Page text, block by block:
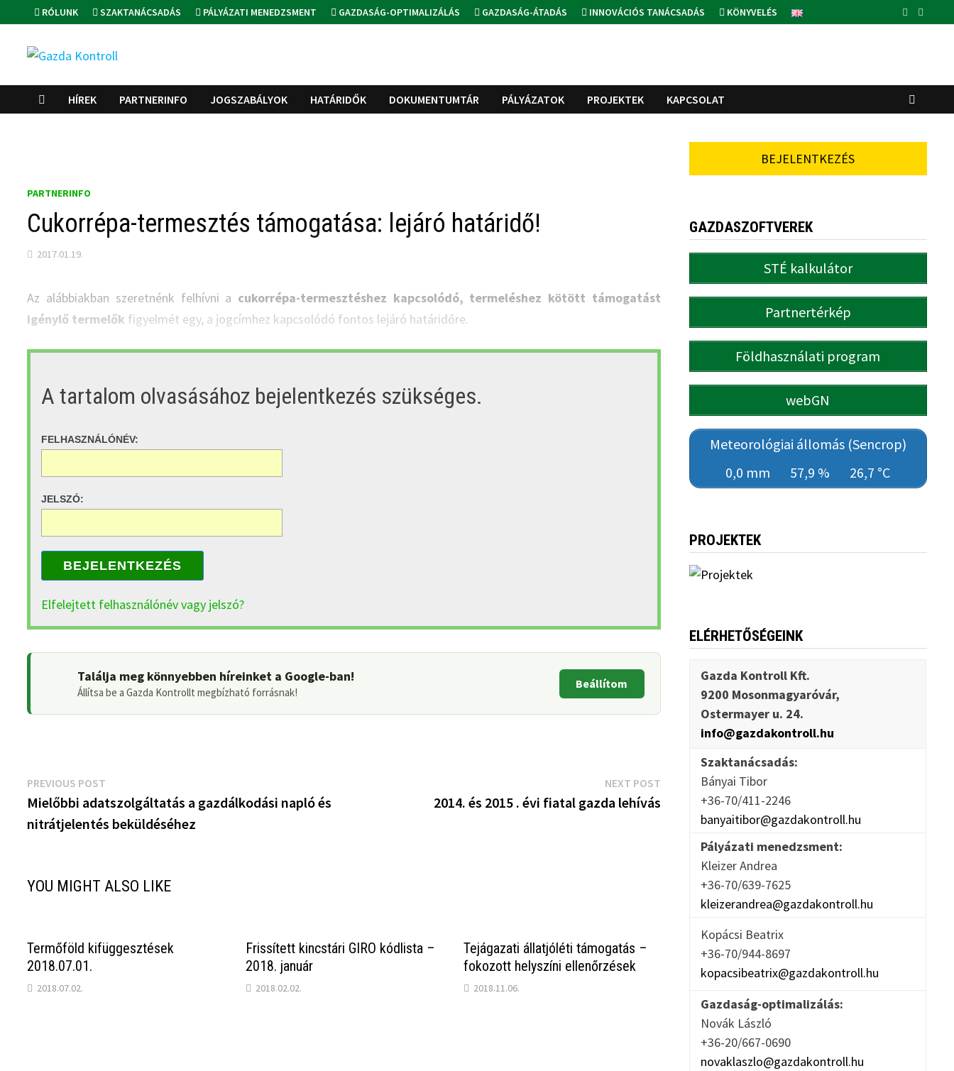
to
content
RÓLUNK SZAKTANÁCSADÁS PÁLYÁZATI MENEDZSMENT GAZDASÁG-OPTIMALIZÁLÁS GAZDASÁG-ÁTADÁS INNOVÁCIÓS TANÁCSADÁS KÖNYVELÉS
HÍREK PARTNERINFO JOGSZABÁLYOK HATÁRIDŐK DOKUMENTUMTÁR PÁLYÁZATOK PROJEKTEK KAPCSOLAT
PARTNERINFO
Cukorrépa-termesztés támogatása: lejáró határidő!
2017.01.19.
Az alábbiakban szeretnénk felhívni a cukorrépa-termesztéshez kapcsolódó, termeléshez kötött támogatást
igénylő termelők figyelmét egy, a jogcímhez kapcsolódó fontos lejáró határidőre.
A tartalom olvasásához bejelentkezés szükséges.
FELHASZNÁLÓNÉV:
JELSZÓ:
BEJELENTKEZÉS
Elfelejtett felhasználónév vagy jelszó?
Találja meg könnyebben híreinket a Google-ban!
Állítsa be a Gazda Kontrollt megbízható forrásnak!
Beállítom
Bejegyzés
navigáció
PREVIOUS POST
post:
Mielőbbi adatszolgáltatás a gazdálkodási napló és
nitrátjelentés beküldéséhez
NEXT POSTNext
post:
2014. és 2015 . évi fiatal gazda lehívás
YOU MIGHT ALSO LIKE
Termőföld kifüggesztések
2018.07.01.
2018.07.02.
Frissített kincstári GIRO kódlista –
2018. január
2018.02.02.
Tejágazati állatjóléti támogatás –
fokozott helyszíni ellenőrzések
2018.11.06.
BEJELENTKEZÉS
GAZDASZOFTVEREK
STÉ kalkulátor
Partnertérkép
Földhasználati program
webGN
Meteorológiai állomás (Sencrop)
0,0 mm
57,9 % 26,7 °C
PROJEKTEK
ELÉRHETŐSÉGEINK
Gazda Kontroll Kft.
9200 Mosonmagyaróvár,
Ostermayer u. 24.
info@gazdakontroll.hu
Szaktanácsadás:
Bányai Tibor
+36-70/411-2246
banyaitibor@gazdakontroll.hu
Pályázati menedzsment:
Kleizer Andrea
+36-70/639-7625
kleizerandrea@gazdakontroll.hu
Kopácsi Beatrix
+36-70/944-8697
kopacsibeatrix@gazdakontroll.hu
Gazdaság-optimalizálás:
Novák László
+36-20/667-0690
novaklaszlo@gazdakontroll.hu